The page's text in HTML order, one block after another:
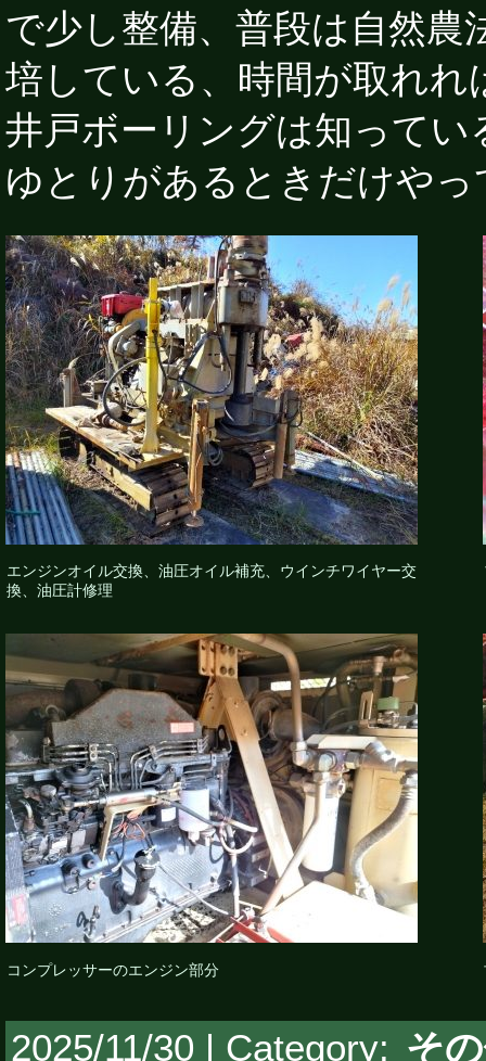
で少し整備、普段は自然農
培している、時間が取れ
井戸ボーリングは知って
ゆとりがあるときだけやっ
エンジンオイル交換、油圧オイル補充、ウインチワイヤー交
換、油圧計修理
コンプレッサーのエンジン部分
2025/11/30 | Category: そ